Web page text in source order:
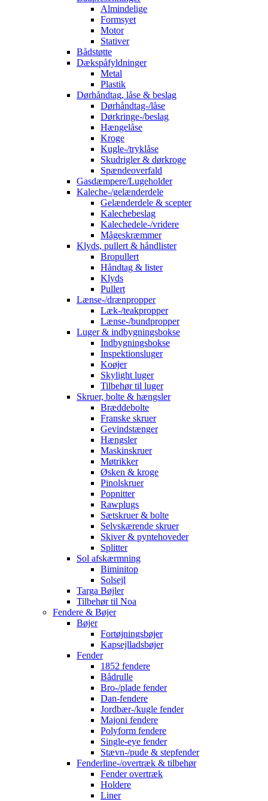
Almindelige
Formsyet
Motor
Stativer
Bådstøtte
Dækspåfyldninger
Metal
Plastik
Dørhåndtag, låse & beslag
Dørhåndtag-/låse
Dørkringe-/beslag
Hængelåse
Kroge
Kugle-/tryklåse
Skudrigler & dørkroge
Spændeoverfald
Gasdæmpere/Lugeholder
Kaleche-/gelænderdele
Gelænderdele & scepter
Kalechebeslag
Kalechedele-/vridere
Mågeskræmmer
Klyds, pullert & håndlister
Bropullert
Håndtag & lister
Klyds
Pullert
Lænse-/drænpropper
Læk-/teakpropper
Lænse-/bundpropper
Luger & indbygningsbokse
Indbygningsbokse
Inspektionsluger
Koøjer
Skylight luger
Tilbehør til luger
Skruer, bolte & hængsler
Bræddebolte
Franske skruer
Gevindstænger
Hængsler
Maskinskruer
Møtrikker
Øsken & kroge
Pinolskruer
Popnitter
Rawplugs
Sætskruer & bolte
Selvskærende skruer
Skiver & pyntehoveder
Splitter
Sol afskærmning
Biminitop
Solsejl
Targa Bøjler
Tilbehør til Noa
Fendere & Bøjer
Bøjer
Fortøjningsbøjer
Kapsejlladsbøjer
Fender
1852 fendere
Bådrulle
Bro-/plade fender
Dan-fendere
Jordbær-/kugle fender
Majoni fendere
Polyform fendere
Single-eye fender
Stævn-/pude & stepfender
Fenderline-/overtræk & tilbehør
Fender overtræk
Holdere
Liner